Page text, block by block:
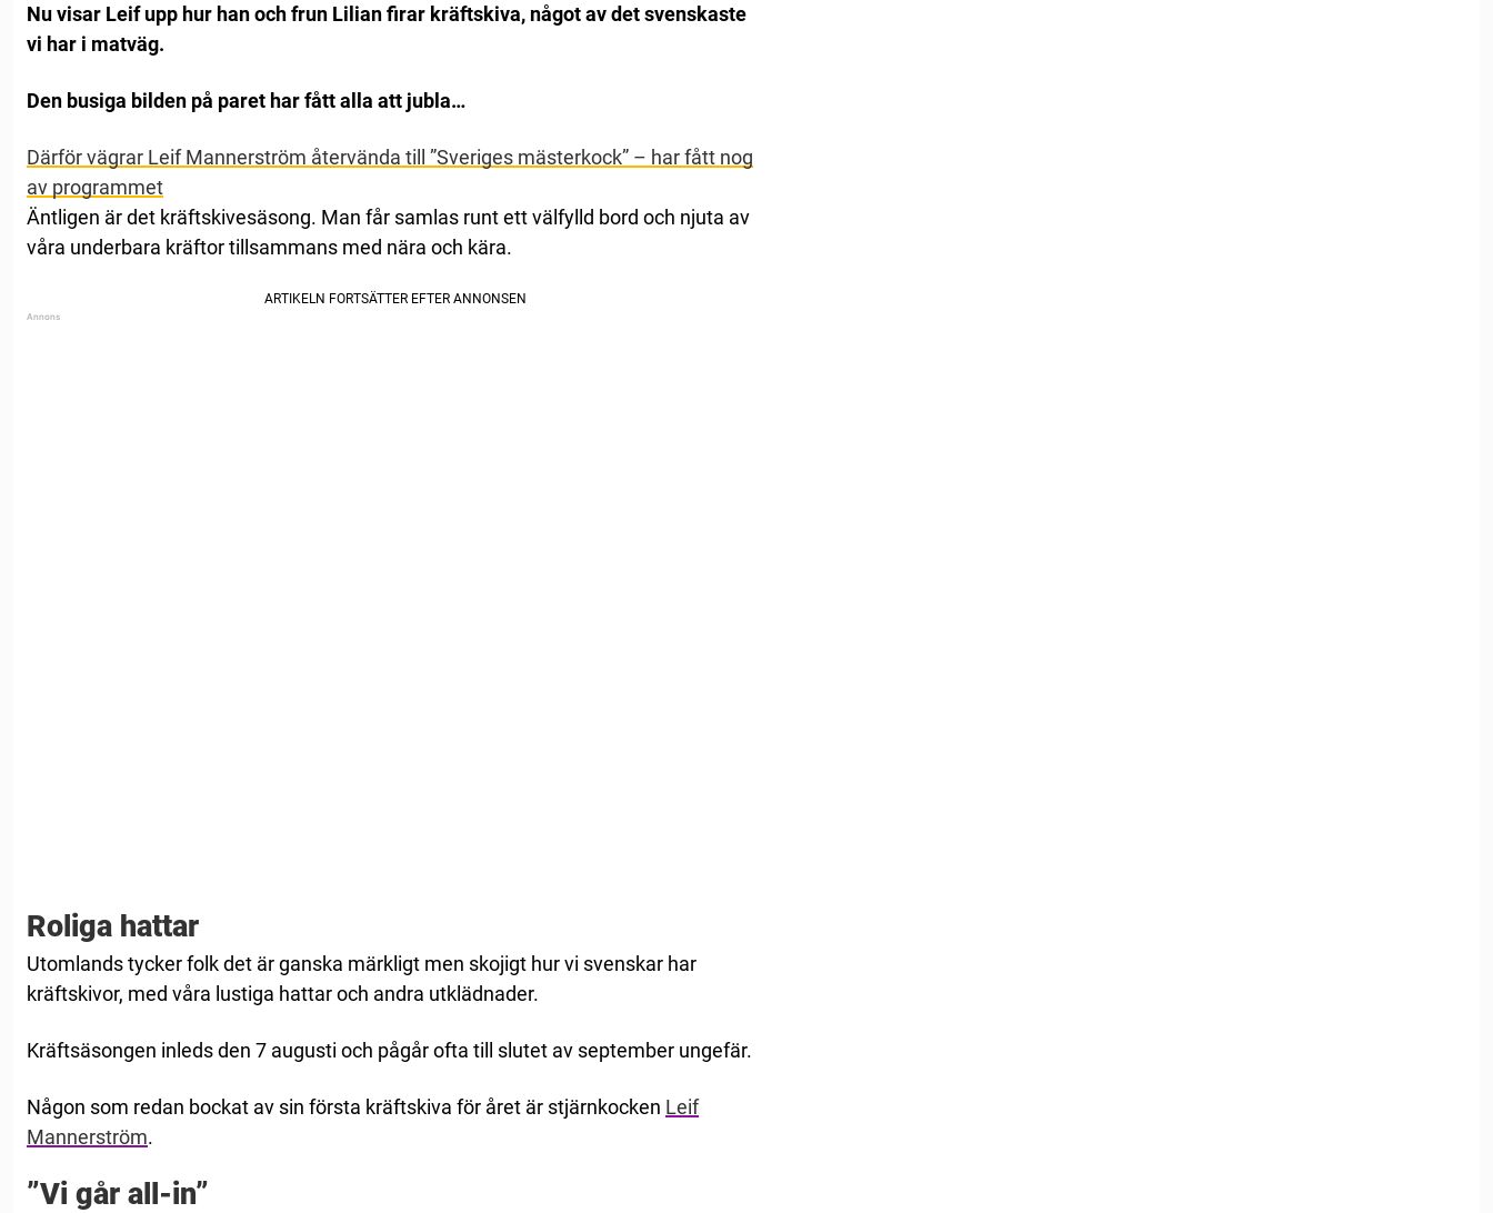
Nu visar Leif upp hur han och frun Lilian firar kräftskiva, något av det svenskaste
vi har i matväg.
Den busiga bilden på paret har fått alla att jubla…
Därför vägrar Leif Mannerström återvända till ”Sveriges mästerkock” – har fått nog
av programmet
Äntligen är det kräftskivesäsong. Man får samlas runt ett välfylld bord och njuta av
våra underbara kräftor tillsammans med nära och kära.
Roliga hattar
Utomlands tycker folk det är ganska märkligt men skojigt hur vi svenskar har
kräftskivor, med våra lustiga hattar och andra utklädnader.
Kräftsäsongen inleds den 7 augusti och pågår ofta till slutet av september ungefär.
Någon som redan bockat av sin första kräftskiva för året är stjärnkocken Leif
Mannerström.
”Vi går all-in”